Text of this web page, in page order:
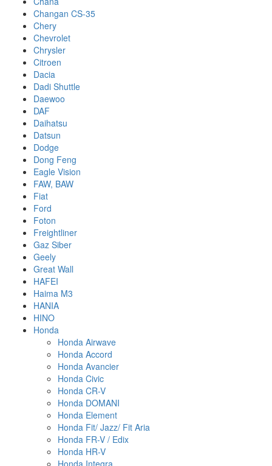
Changan CS-35
Chery
Chevrolet
Chrysler
Citroen
Dacia
Dadi Shuttle
Daewoo
DAF
Daihatsu
Datsun
Dodge
Dong Feng
Eagle Vision
FAW, BAW
Fiat
Ford
Foton
Freightliner
Gaz Siber
Geely
Great Wall
HAFEI
Haima M3
HANIA
HINO
Honda
Honda Airwave
Honda Accord
Honda Avancier
Honda Civic
Honda CR-V
Honda DOMANI
Honda Element
Honda Fit/ Jazz/ Fit Aria
Honda FR-V / Edix
Honda HR-V
Honda Integra